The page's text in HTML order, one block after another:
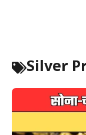
Silver